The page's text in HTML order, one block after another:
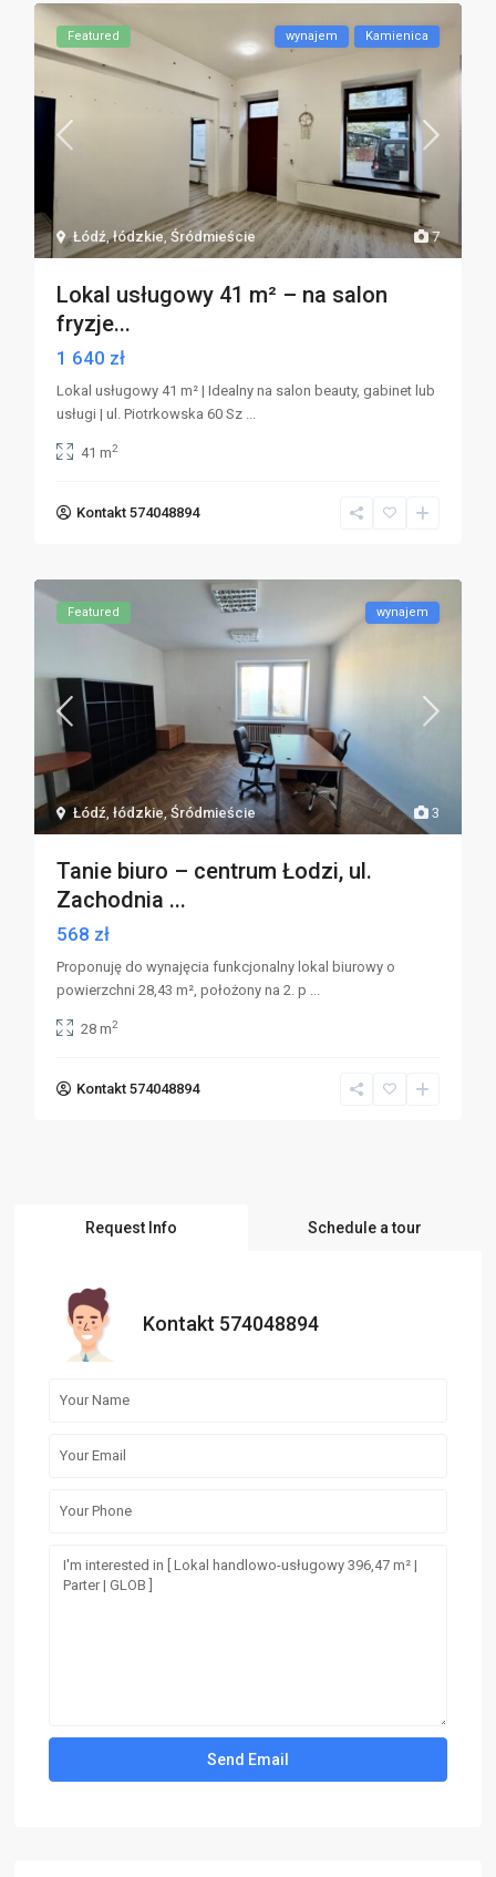
7
Łódź,łódzkie,Śródmieście
Featured wynajem Kamienica
Lokal usługowy 41 m² – na salon
fryzje...
1 640 zł
Lokal usługowy 41 m² | Idealny na salon beauty, gabinet lub
usługi | ul. Piotrkowska 60 Sz
41 m2
Kontakt 574048894
3
Łódź ,łódzkie,Śródmieście
Featured wynajem
Tanie biuro – centrum Łodzi, ul.
Zachodnia ...
568 zł
Proponuję do wynajęcia funkcjonalny lokal biurowy o
powierzchni 28,43 m², położony na 2. p
28 m2
Kontakt 574048894
Request Info Schedule a tour
Kontakt 574048894